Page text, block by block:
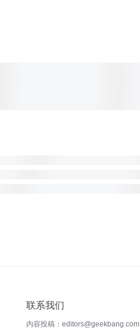
联系我们
内容投稿：editors@geekbang.com